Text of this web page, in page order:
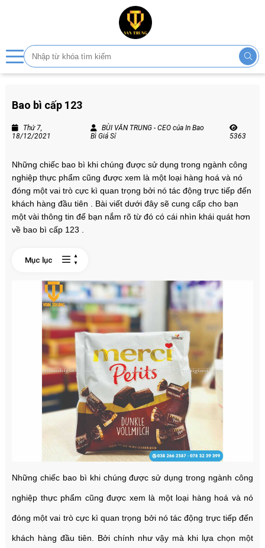
Bao bì cấp 123
Thứ 7,
18/12/2021
BÙI VĂN TRUNG - CEO của In Bao
Bì Giá Sỉ
5363
Những chiếc bao bì khi chúng được sử dụng trong ngành công
nghiệp thực phẩm cũng được xem là một loại hàng hoá và nó
đóng một vai trò cực kì quan trọng bởi nó tác động trực tiếp đến
khách hàng đầu tiên . Bài viết dưới đây sẽ cung cấp cho bạn
một vài thông tin để bạn nắm rõ từ đó có cái nhìn khái quát hơn
về bao bì cấp 123 .
Mục lục
Những chiếc bao bì khi chúng được sử dụng trong ngành công
nghiệp thực phẩm cũng được xem là một loại hàng hoá và nó
đóng một vai trò cực kì quan trọng bởi nó tác động trực tiếp đến
khách hàng đầu tiên. Bởi chính như vậy mà khi lựa chọn một